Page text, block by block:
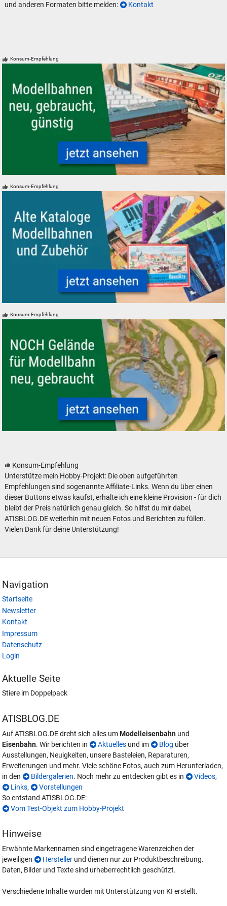
und anderen Formaten bitte melden:
Kontakt
Konsum-Empfehlung
Konsum-Empfehlung
Konsum-Empfehlung
Konsum-Empfehlung
Unterstütze mein Hobby-Projekt: Die oben aufgeführten
Empfehlungen sind sogenannte Affiliate-Links. Wenn du über einen
dieser Buttons etwas kaufst, erhalte ich eine kleine Provision - für dich
bleibt der Preis natürlich genau gleich. So hilfst du mir dabei,
ATISBLOG.DE weiterhin mit neuen Fotos und Berichten zu füllen.
Vielen Dank für deine Unterstützung!
Navigation
Startseite
Newsletter
Kontakt
Impressum
Datenschutz
Login
Aktuelle Seite
Stiere im Doppelpack
ATISBLOG.DE
Auf ATISBLOG.DE dreht sich alles umModelleisenbahn und
Eisenbahn. Wir berichten in Aktuelles und im Blog über
Ausstellungen, Neuigkeiten, unsere Basteleien, Reparaturen,
Erweiterungen und mehr. Viele schöne Fotos, auch zum Herunterladen,
in den
Bildergalerien. Noch mehr zu entdecken gibt es in Videos,
Links,
Vorstellungen
So entstand ATISBLOG.DE:
Vom Test-Objekt zum Hobby-Projekt
Hinweise
Erwähnte Markennamen sind eingetragene Warenzeichen der
jeweiligen
Hersteller und dienen nur zur Produktbeschreibung.
Daten, Bilder und Texte sind urheberrechtlich geschützt.
Verschiedene Inhalte wurden mit Unterstützung von KI erstellt.